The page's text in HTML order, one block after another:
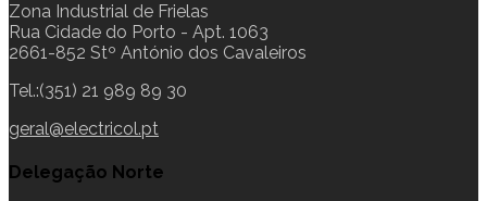
Zona Industrial de Frielas
Rua Cidade do Porto - Apt. 1063
2661-852 Stº António dos Cavaleiros
Tel.:(351) 21 989 89 30
geral@electricol.pt
Delegação Norte